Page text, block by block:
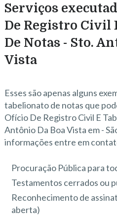
Serviços
De Registro Civil
De Notas - Sto.
Vista
Esses são apenas alguns
tabelionato de notas que
Ofício De Registro Civil E
Antônio Da Boa Vista em -
informações entre em
Procuração Pública para
Testamentos cerrados ou
Reconhecimento de
aberta)